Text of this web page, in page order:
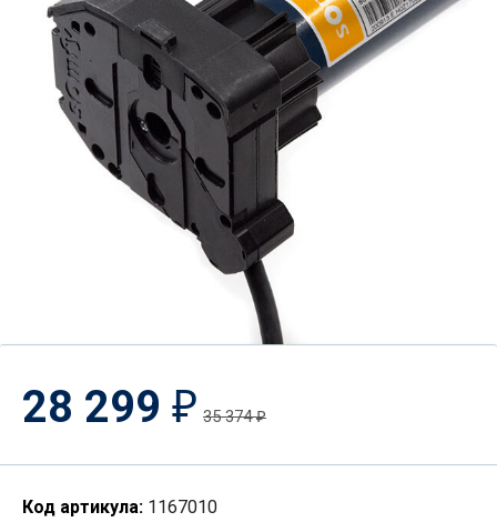
28 299 ₽ 35 374₽
Код артикула: 1167010